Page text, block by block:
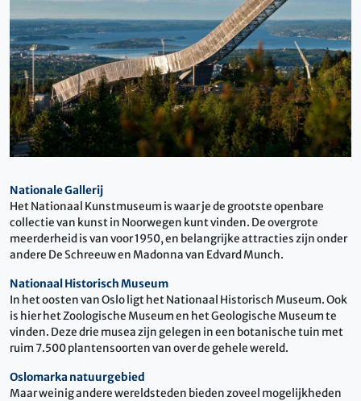
Nationale Gallerij
Het Nationaal Kunstmuseum is waar je de grootste openbare
collectie van kunst in Noorwegen kunt vinden. De overgrote
meerderheid is van voor 1950, en belangrijke attracties zijn onder
andere De Schreeuw en Madonna van Edvard Munch.
Nationaal Historisch Museum
In het oosten van Oslo ligt het Nationaal Historisch Museum. Ook
is hier het Zoologische Museum en het Geologische Museum te
vinden. Deze drie musea zijn gelegen in een botanische tuin met
ruim 7.500 plantensoorten van over de gehele wereld.
Oslomarka natuurgebied
Maar weinig andere wereldsteden bieden zoveel mogelijkheden